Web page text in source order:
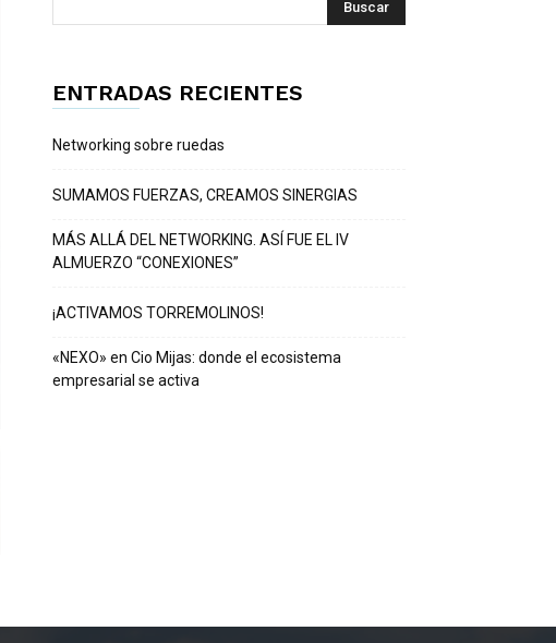
ENTRADAS RECIENTES
Networking sobre ruedas
SUMAMOS FUERZAS, CREAMOS SINERGIAS
MÁS ALLÁ DEL NETWORKING. ASÍ FUE EL IV
ALMUERZO “CONEXIONES”
¡ACTIVAMOS TORREMOLINOS!
«NEXO» en Cio Mijas: donde el ecosistema
empresarial se activa